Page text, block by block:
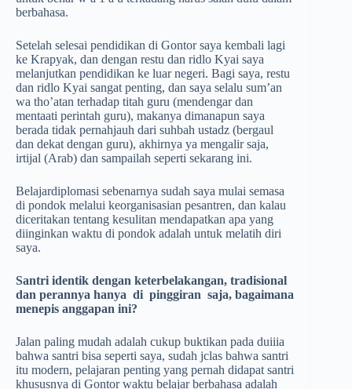
berbahasa.
Setelah selesai pendidikan di Gontor saya kembali lagi
ke Krapyak, dan dengan restu dan ridlo Kyai saya
melanjutkan pendidikan ke luar negeri. Bagi saya, restu
dan ridlo Kyai sangat penting, dan saya selalu sum’an
wa tho’atan terhadap titah guru (mendengar dan
mentaati perintah guru), makanya dimanapun saya
berada tidak pernahjauh dari suhbah ustadz (bergaul
dan dekat dengan guru), akhirnya ya mengalir saja,
irtijal (Arab) dan sampailah seperti sekarang ini.
Belajardiplomasi sebenarnya sudah saya mulai semasa
di pondok melalui keorganisasian pesantren, dan kalau
diceritakan tentang kesulitan mendapatkan apa yang
diinginkan waktu di pondok adalah untuk melatih diri
saya.
Santri identik dengan keterbelakangan, tradisional
dan perannya hanya di pinggiran saja, bagaimana
menepis anggapan ini?
Jalan paling mudah adalah cukup buktikan pada duiiia
bahwa santri bisa seperti saya, sudah jclas bahwa santri
itu modern, pelajaran penting yang pernah didapat santri
khususnya di Gontor waktu belajar berbahasa adalah